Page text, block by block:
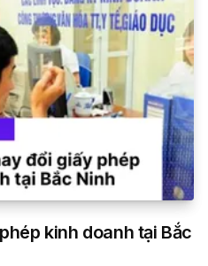
kinh doanh tại Bắc